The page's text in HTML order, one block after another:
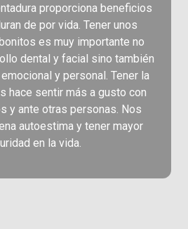
proporciona beneficios
de por vida. Tener unos
es muy importante no
dental y facial sino también
y personal. Tener la
hace sentir más a gusto con
y ante otras personas. Nos
autoestima y tener mayor
en la vida.